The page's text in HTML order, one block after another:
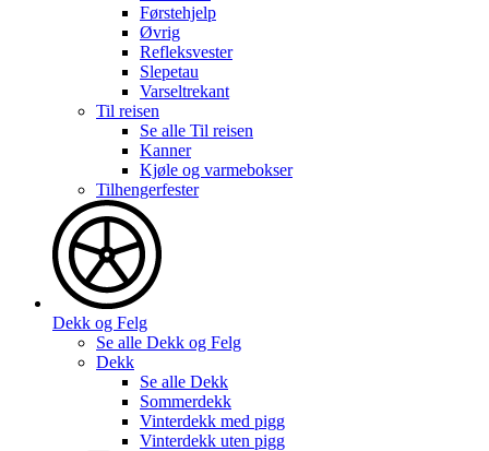
Førstehjelp
Øvrig
Refleksvester
Slepetau
Varseltrekant
Til reisen
Se alle Til reisen
Kanner
Kjøle og varmebokser
Tilhengerfester
Dekk og Felg
Se alle Dekk og Felg
Dekk
Se alle Dekk
Sommerdekk
Vinterdekk med pigg
Vinterdekk uten pigg